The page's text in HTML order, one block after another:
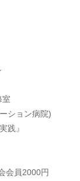
ション病院)
践』
員2000円